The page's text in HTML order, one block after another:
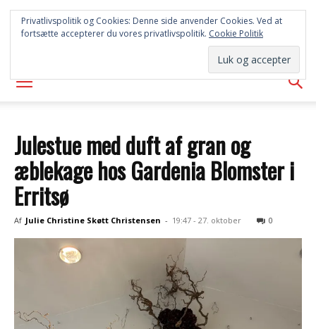
SYD
AVISEN
Julestue med duft af gran og
æblekage hos Gardenia Blomster i
Erritsø
Af Julie Christine Skøtt Christensen - 19:47 - 27. oktober 0
Privatlivspolitik og Cookies: Denne side anvender Cookies. Ved at
fortsætte accepterer du vores privatlivspolitik. Cookie Politik